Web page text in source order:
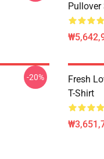
-20%
Fresh
T-Shirt